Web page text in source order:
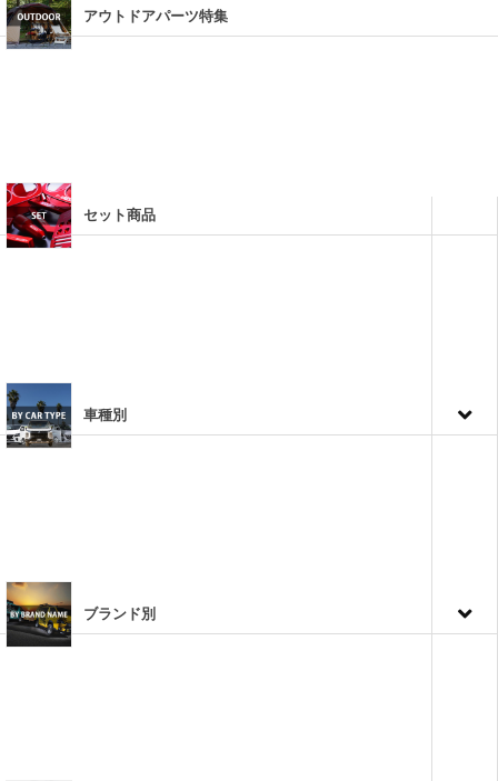
アウトドアパーツ特集
セット商品
車種別
ブランド別